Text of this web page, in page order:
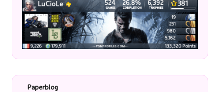
Paperblog